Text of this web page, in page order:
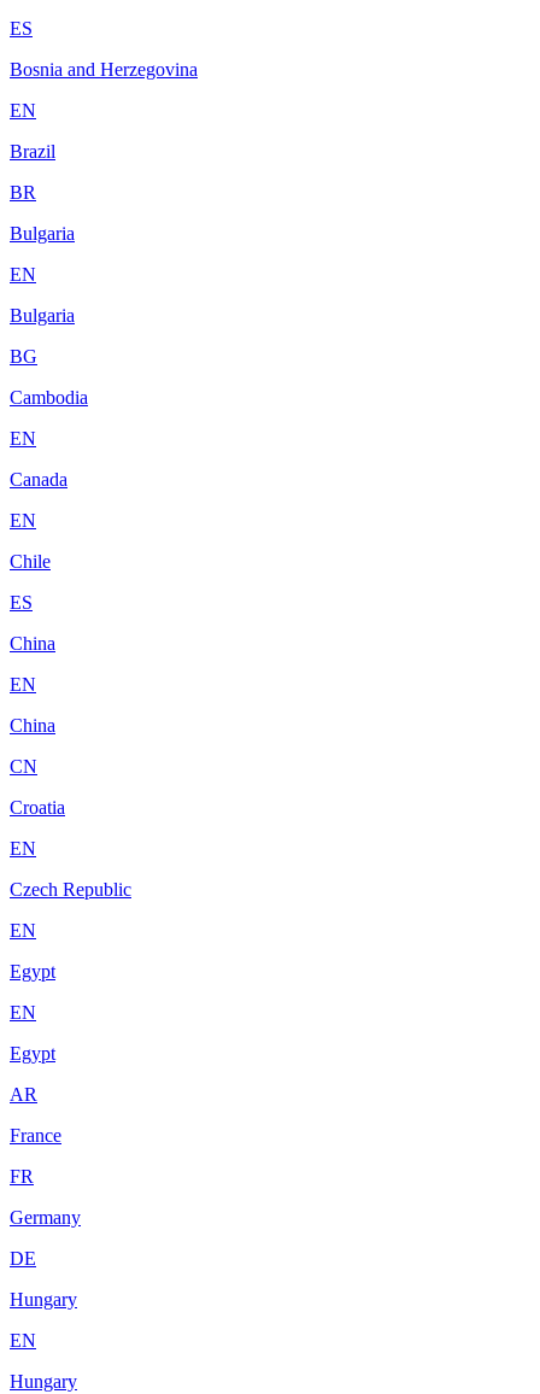
ES
Bosnia and Herzegovina
EN
Brazil
BR
Bulgaria
EN
Bulgaria
BG
Cambodia
EN
Canada
EN
Chile
ES
China
EN
China
CN
Croatia
EN
Czech Republic
EN
Egypt
EN
Egypt
AR
France
FR
Germany
DE
Hungary
EN
Hungary